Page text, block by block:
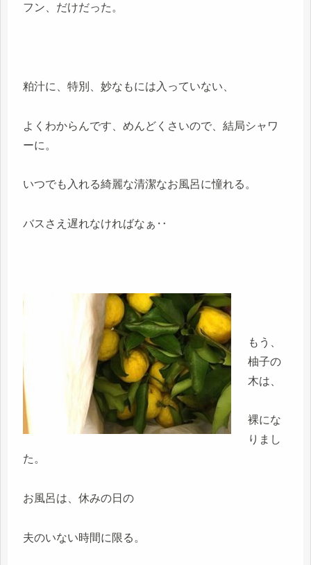
フン、だけだった。
粕汁に、特別、妙なもには入っていない、
よくわからんです、めんどくさいので、結局シャワ
ーに。
いつでも入れる綺麗な清潔なお風呂に憧れる。
バスさえ遅れなければなぁ‥
もう、
柚子の
木は、
裸にな
りまし
た。
お風呂は、休みの日の
夫のいない時間に限る。